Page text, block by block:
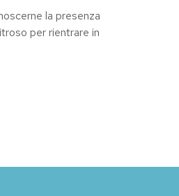
la presenza
per rientrare in